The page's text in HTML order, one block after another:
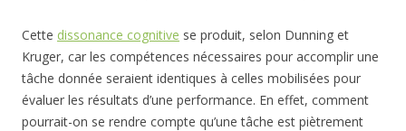
Cette dissonance cognitive se produit, selon Dunning et
Kruger, car les compétences nécessaires pour accomplir une
tâche donnée seraient identiques à celles mobilisées pour
évaluer les résultats d’une performance. En effet, comment
pourrait-on se rendre compte qu’une tâche est piètrement